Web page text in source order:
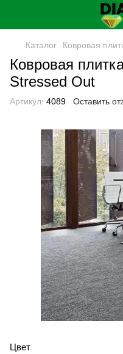
Каталог Ковровая
Ковровая
Stressed Out
Артикул: 4089 Оставить
Цвет